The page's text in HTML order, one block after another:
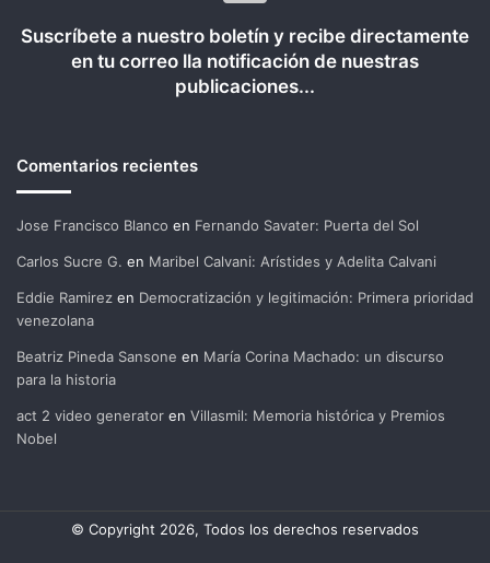
Suscríbete a nuestro boletín y recibe directamente
en tu correo lla notificación de nuestras
publicaciones...
Comentarios recientes
Jose Francisco Blanco en Fernando Savater: Puerta del Sol
Carlos Sucre G. en Maribel Calvani: Arístides y Adelita Calvani
Eddie Ramirez en Democratización y legitimación: Primera prioridad
venezolana
Beatriz Pineda Sansone en María Corina Machado: un discurso
para la historia
act 2 video generator en Villasmil: Memoria histórica y Premios
Nobel
© Copyright 2026, Todos los derechos reservados